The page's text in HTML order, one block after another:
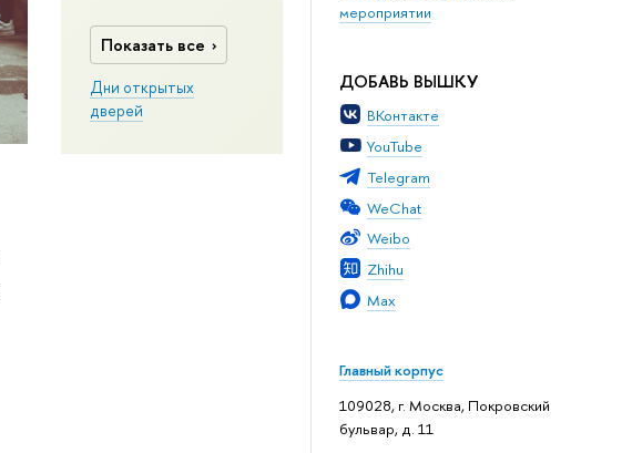
мероприятии
ДОБАВЬ ВЫШКУ
ВКонтакте
YouTube
Telegram
WeChat
Weibo
Zhihu
Max
Главный корпус
109028, г. Москва, Покровский
бульвар, д. 11
Показать все
Дни открытых
дверей